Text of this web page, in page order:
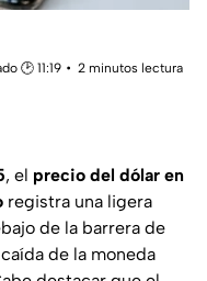
🕑 11:19
2 minutos lectura
, el precio del dólar en
registra una ligera
de la barrera de
de la moneda